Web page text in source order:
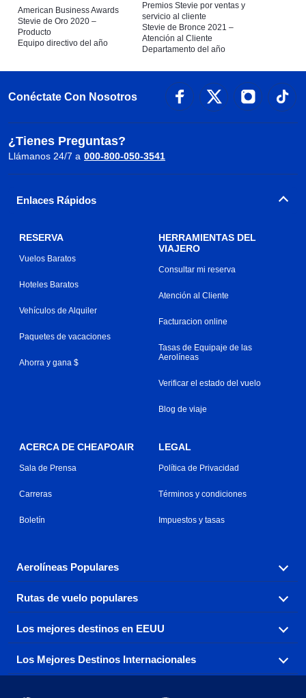
American Business Awards
Stevie de Oro 2020 –
Producto
Equipo directivo del año
Premios Stevie por ventas y
servicio al cliente
Stevie de Bronce 2021 –
Atención al Cliente
Departamento del año
Conéctate Con Nosotros
¿Tienes Preguntas?
Llámanos 24/7 a 000-800-050-3541
Enlaces Rápidos
RESERVA
Vuelos Baratos
Hoteles Baratos
Vehículos de Alquiler
Paquetes de vacaciones
Ahorra y gana $
HERRAMIENTAS DEL
VIAJERO
Consultar mi reserva
Atención al Cliente
Facturacion online
Tasas de Equipaje de las
Aerolíneas
Verificar el estado del vuelo
Blog de viaje
ACERCA DE CHEAPOAIR
Sala de Prensa
Carreras
Boletín
LEGAL
Política de Privacidad
Términos y condiciones
Impuestos y tasas
Aerolíneas Populares
Explora nuestras opciones de tarifas aéreas baratas por
aerolínea, con más de 500 opciones para elegir.
Aeromexico
Air France Alaska Airlines
Rutas de vuelo populares
Reserva una de nuestras rutas de vuelo más populares
con tres sencillos clics.
Los mejores destinos en EEUU
Encuentra boletos de avión baratos a destinos
populares de los EEUU de costa a costa.
Los Mejores Destinos Internacionales